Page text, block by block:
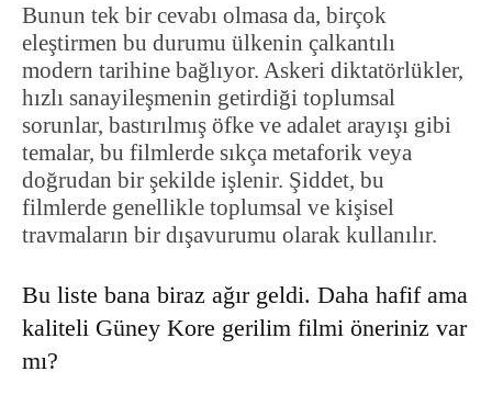
Bunun tek bir cevabı olmasa da, birçok
eleştirmen bu durumu ülkenin çalkantılı
modern tarihine bağlıyor. Askeri diktatörlükler,
hızlı sanayileşmenin getirdiği toplumsal
sorunlar, bastırılmış öfke ve adalet arayışı gibi
temalar, bu filmlerde sıkça metaforik veya
doğrudan bir şekilde işlenir. Şiddet, bu
filmlerde genellikle toplumsal ve kişisel
travmaların bir dışavurumu olarak kullanılır.
Bu liste bana biraz ağır geldi. Daha hafif ama
kaliteli Güney Kore gerilim filmi öneriniz var
mı?